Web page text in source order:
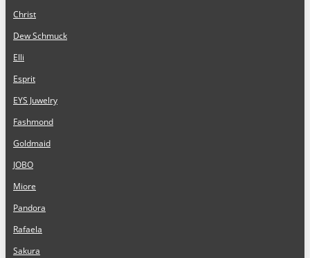
Christ
Dew Schmuck
Elli
Esprit
EYS Juwelry
Fashmond
Goldmaid
JOBO
Miore
Pandora
Rafaela
Sakura